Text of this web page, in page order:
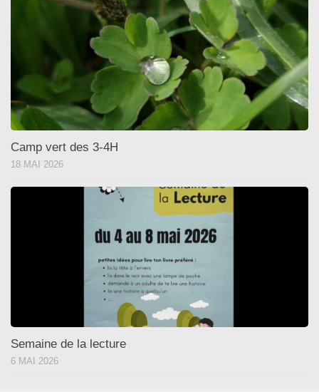
Camp vert des 3-4H
18 MAI 2026
Semaine de la lecture
6 MAI 2026